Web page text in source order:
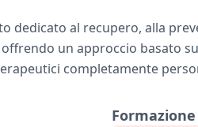
dedicato al recupero, alla
un approccio basato
completamente